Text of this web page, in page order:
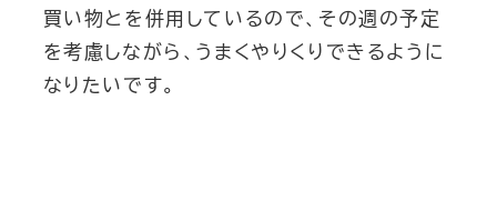
買い物とを併用しているので、その週の予定
を考慮しながら、うまくやりくりできるように
なりたいです。